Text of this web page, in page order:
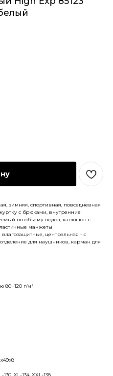
зимняя, спортивная, повседневная
с брюками, внутренние
по объему подол; капюшон с
манжеты
центральная - с
для наушников, карман для
80−120 г/м²